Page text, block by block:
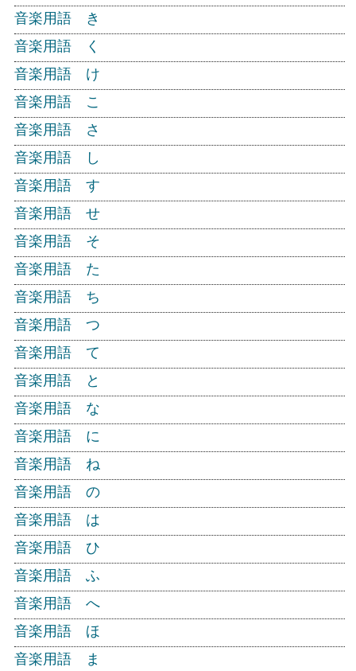
音楽用語 き
音楽用語 く
音楽用語 け
音楽用語 こ
音楽用語 さ
音楽用語 し
音楽用語 す
音楽用語 せ
音楽用語 そ
音楽用語 た
音楽用語 ち
音楽用語 つ
音楽用語 て
音楽用語 と
音楽用語 な
音楽用語 に
音楽用語 ね
音楽用語 の
音楽用語 は
音楽用語 ひ
音楽用語 ふ
音楽用語 へ
音楽用語 ほ
音楽用語 ま